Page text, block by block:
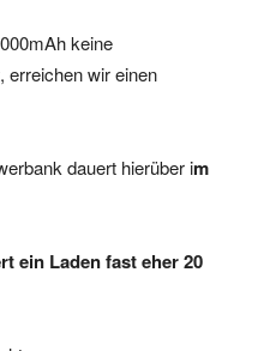
keine
erreichen wir einen
dauert hierüber im
ein Laden fast eher 20